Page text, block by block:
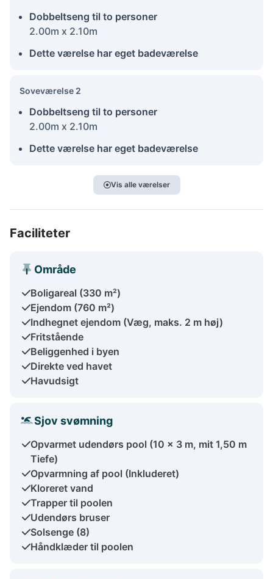
Dobbeltseng til to personer
2.00m x 2.10m
Dette værelse har eget badeværelse
Soveværelse 2
Dobbeltseng til to personer
2.00m x 2.10m
Dette værelse har eget badeværelse
Vis alle værelser
Faciliteter
Område
Boligareal (330 m²)
Ejendom (760 m²)
Indhegnet ejendom (Væg, maks. 2 m høj)
Fritstående
Beliggenhed i byen
Direkte ved havet
Havudsigt
Sjov svømning
Opvarmet udendørs pool (10 x 3 m, mit 1,50 m
Tiefe)
Opvarmning af pool (Inkluderet)
Kloreret vand
Trapper til poolen
Udendørs bruser
Solsenge (8)
Håndklæder til poolen